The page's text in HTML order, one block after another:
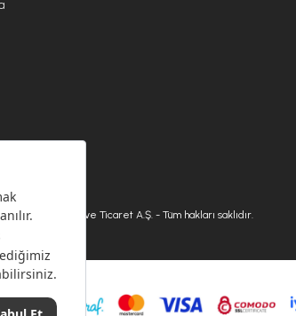
Tekstil Sanayi ve Ticaret A.Ş. - Tüm hakları saklıdır.